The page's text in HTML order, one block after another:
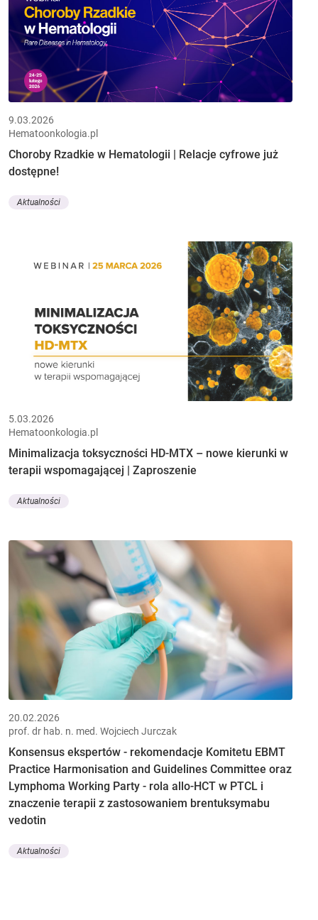
9.03.2026
Hematoonkologia.pl
Choroby Rzadkie w Hematologii | Relacje cyfrowe już
dostępne!
Aktualności
5.03.2026
Hematoonkologia.pl
Minimalizacja toksyczności HD-MTX – nowe kierunki w
terapii wspomagającej | Zaproszenie
Aktualności
20.02.2026
prof. dr hab. n. med. Wojciech Jurczak
Konsensus ekspertów - rekomendacje Komitetu EBMT
Practice Harmonisation and Guidelines Committee oraz
Lymphoma Working Party - rola allo-HCT w PTCL i
znaczenie terapii z zastosowaniem brentuksymabu
vedotin
Aktualności